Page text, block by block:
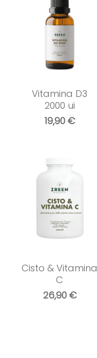
Vitamina D3
2000 ui
19,90€
Cisto & Vitamina
C
26,90 €